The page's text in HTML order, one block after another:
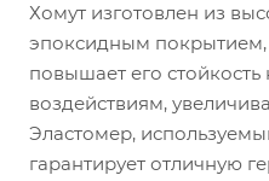
Хомут изготовлен из
эпоксидным покрытием,
повышает его
воздействиям,
Эластомер,
гарантирует отличную